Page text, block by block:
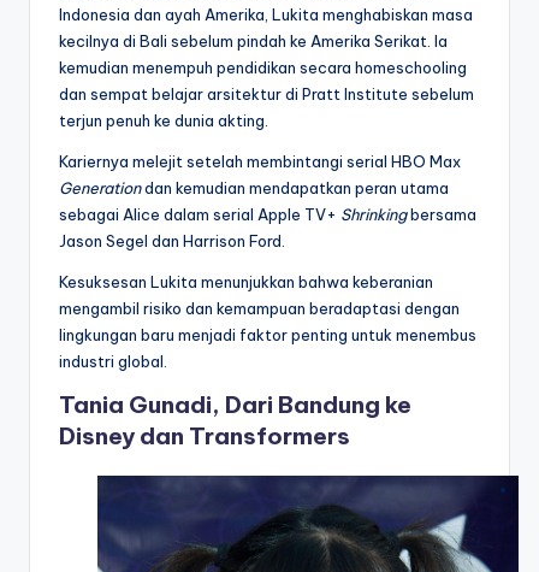
Indonesia dan ayah Amerika, Lukita menghabiskan masa
kecilnya di Bali sebelum pindah ke Amerika Serikat. Ia
kemudian menempuh pendidikan secara homeschooling
dan sempat belajar arsitektur di Pratt Institute sebelum
terjun penuh ke dunia akting.
Kariernya melejit setelah membintangi serial HBO Max
Generationdan kemudian mendapatkan peran utama
sebagai Alice dalam serial Apple TV+ Shrinkingbersama
Jason Segel dan Harrison Ford.
Kesuksesan Lukita menunjukkan bahwa keberanian
mengambil risiko dan kemampuan beradaptasi dengan
lingkungan baru menjadi faktor penting untuk menembus
industri global.
Tania Gunadi, Dari Bandung ke
Disney dan Transformers